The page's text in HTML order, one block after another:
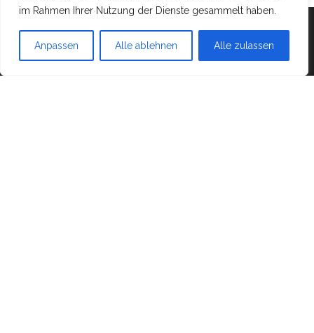
im Rahmen Ihrer Nutzung der Dienste gesammelt haben.
Anpassen Alle ablehnen Alle zulassen
Mit Stolz präsentiert vonWordPress |Theme:Head
Blog